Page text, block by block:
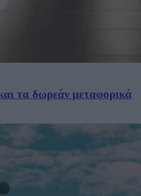
τα δωρεάν μεταφορικά